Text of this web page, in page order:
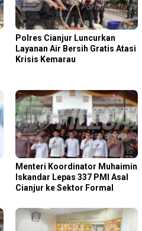
Polres Cianjur Luncurkan
Layanan Air Bersih Gratis Atasi
Krisis Kemarau
Menteri Koordinator Muhaimin
Iskandar Lepas 337 PMI Asal
Cianjur ke Sektor Formal